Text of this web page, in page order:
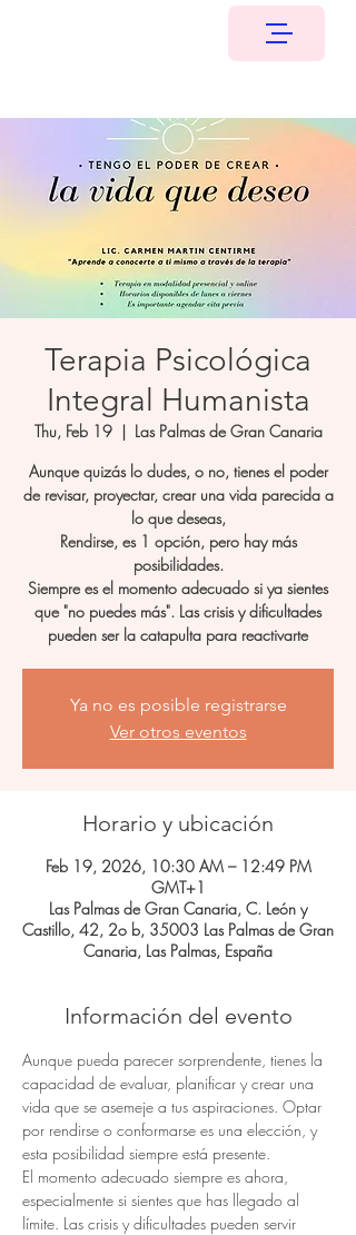
Terapia Psicológica
Integral Humanista
Thu, Feb 19
  |
Las Palmas de Gran Canaria
Aunque quizás lo dudes, o no, tienes el poder
de revisar, proyectar, crear una vida parecida a
lo que deseas,
Rendirse, es 1 opción, pero hay más
posibilidades.
Siempre es el momento adecuado si ya sientes
que "no puedes más". Las crisis y dificultades
pueden ser la catapulta para reactivarte
Ya no es posible registrarse
Ver otros eventos
Horario y ubicación
Feb 19, 2026, 10:30 AM – 12:49 PM
GMT+1
Las Palmas de Gran Canaria, C. León y
Castillo, 42, 2o b, 35003 Las Palmas de Gran
Canaria, Las Palmas, España
Información del evento
Aunque pueda parecer sorprendente, tienes la
capacidad de evaluar, planificar y crear una
vida que se asemeje a tus aspiraciones. Optar
por rendirse o conformarse es una elección, y
esta posibilidad siempre está presente.
El momento adecuado siempre es ahora,
especialmente si sientes que has llegado al
límite. Las crisis y dificultades pueden servir